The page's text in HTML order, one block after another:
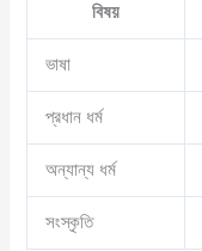
বিষয়
ভাষা
প্রধান ধর্ম
অন্যান্য ধর্ম
সংস্কৃতি